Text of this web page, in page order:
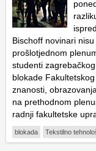
Bischoff novinari
prošlotjednom
studenti
blokade
znanosti,
na prethodnom
radnji fakultetske
blokada Tekstilno